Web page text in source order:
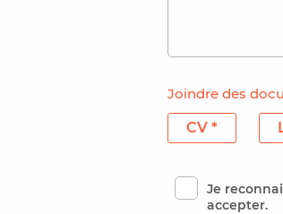
Joindre des
CV *
Je
accepter.